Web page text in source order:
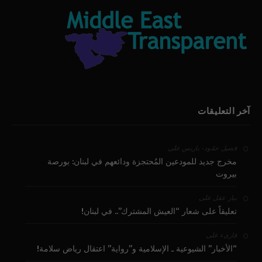
آخر التعليقات
فضيل حمّود - باريس على
مخرج جديد للمودعين المُحتجزة ودائعهم في لبنان: بورصة
بيروت
بيار عقل على
تعليقاً على شعار “العيش المشترك”.. في لبنان!
قارىء على
“الأخبار” الشيوعية ـ الإسلامية و”رواية” اعتقال رياض سلامة!